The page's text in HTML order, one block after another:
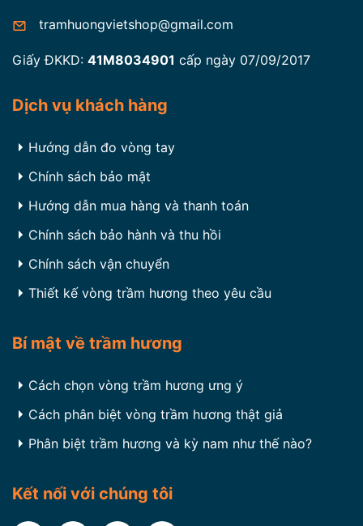
tramhuongvietshop@gmail.com
Giấy ĐKKD: 41M8034901 cấp ngày 07/09/2017
Dịch vụ khách hàng
Hướng dẫn đo vòng tay
Chính sách bảo mật
Hướng dẫn mua hàng và thanh toán
Chính sách bảo hành và thu hồi
Chính sách vận chuyển
Thiết kế vòng trầm hương theo yêu cầu
Bí mật về trầm hương
Cách chọn vòng trầm hương ưng ý
Cách phân biệt vòng trầm hương thật giả
Phân biệt trầm hương và kỳ nam như thế nào?
Kết nối với chúng tôi